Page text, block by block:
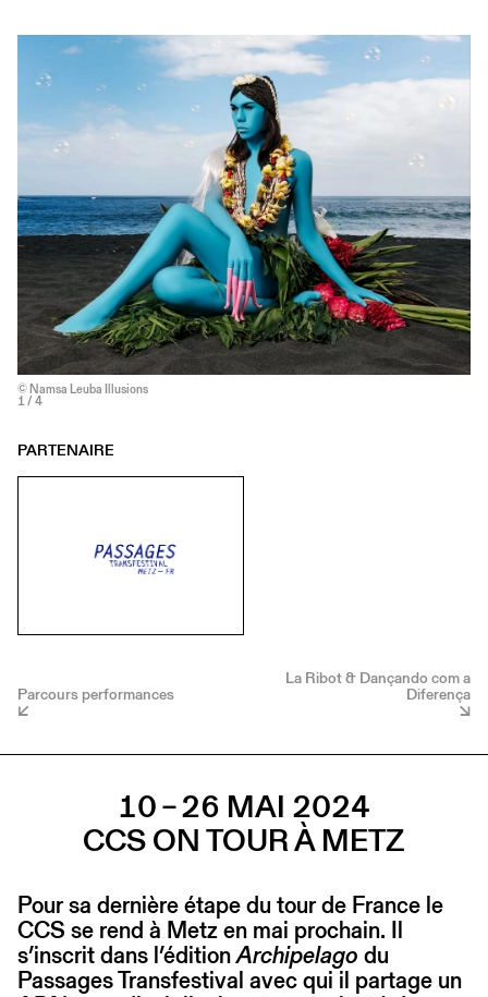
© Namsa Leuba Illusions
1 / 4
PARTENAIRE
Parcours performances
La Ribot & Dançando com a
Diferença
10 – 26 MAI 2024
CCS ON TOUR À METZ
Pour sa dernière étape du tour de France le
CCS se rend à Metz en mai prochain. Il
s’inscrit dans l’éditionArchipelago du
Passages Transfestival avec qui il partage un